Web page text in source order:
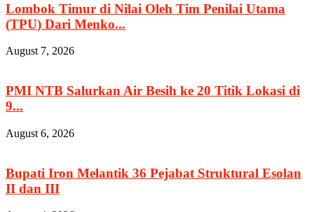
Lombok Timur di Nilai Oleh Tim Penilai Utama
(TPU) Dari Menko...
August 7, 2026
PMI NTB Salurkan Air Besih ke 20 Titik Lokasi di
9...
August 6, 2026
Bupati Iron Melantik 36 Pejabat Struktural Esolan
II dan III